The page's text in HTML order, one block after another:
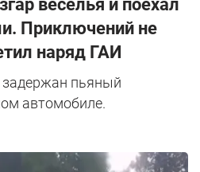
веселья и поехал
Приключений не
наряд ГАИ
пьяный
автомобиле.